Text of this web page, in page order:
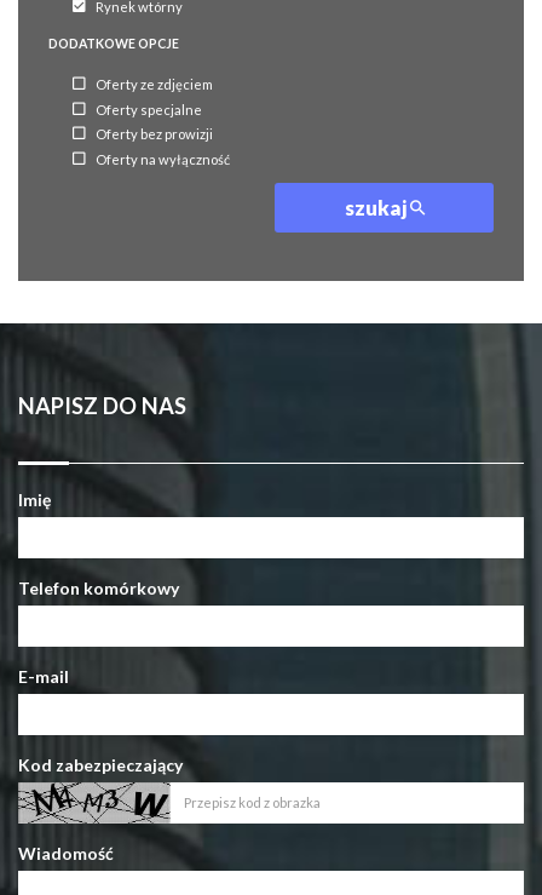
Rynek wtórny
DODATKOWE OPCJE
Oferty ze zdjęciem
Oferty specjalne
Oferty bez prowizji
Oferty na wyłączność
szukaj
NAPISZ DO NAS
Imię
Telefon komórkowy
E-mail
Kod zabezpieczający
Wiadomość